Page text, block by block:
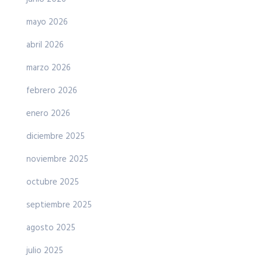
mayo 2026
abril 2026
marzo 2026
febrero 2026
enero 2026
diciembre 2025
noviembre 2025
octubre 2025
septiembre 2025
agosto 2025
julio 2025